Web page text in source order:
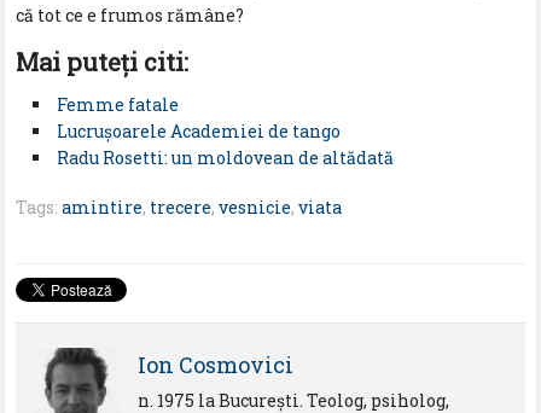
că tot ce e frumos rămâne?
Mai puteţi citi:
Femme fatale
Lucrușoarele Academiei de tango
Radu Rosetti: un moldovean de altădată
Tags:amintire, trecere,vesnicie,viata
Ion Cosmovici
n. 1975 la Bucureşti. Teolog, psiholog,